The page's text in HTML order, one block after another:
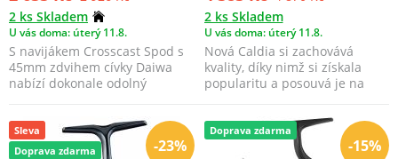
2 ks Skladem
U vás doma: úterý 11.8.
S navijákem Crosscast Spod s
45mm zdvihem cívky Daiwa
nabízí dokonale odolný
2 ks Skladem
U vás doma: úterý 11.8.
Nová Caldia si zachovává
kvality, díky nimž si získala
popularitu a posouvá je na
-23%
Sleva
Doprava zdarma
-15%
Doprava zdarma